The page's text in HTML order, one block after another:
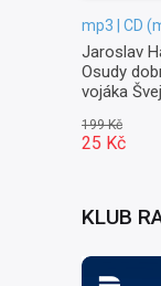
mp3 | CD
Jaroslav
Osudy
vojáka
Na frontě
199 Kč
25 Kč
KLUB